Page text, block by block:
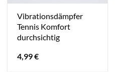
Vibrationsdämpfer
Tennis Komfort
durchsichtig
4,99€